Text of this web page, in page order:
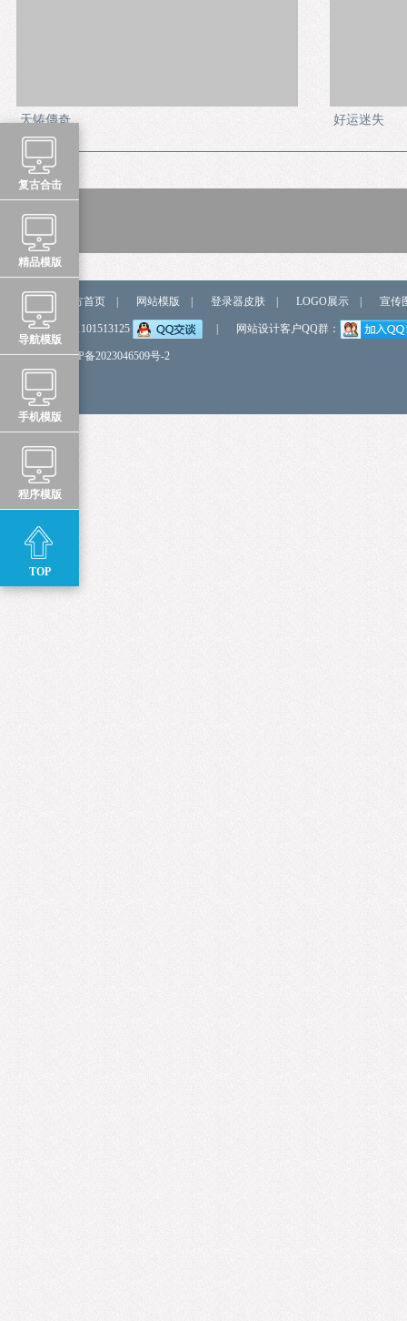
天铸傳奇 好运迷失
官方首页 网站模版 登录器皮肤 LOGO展示 宣传
弹我QQ QQ:1101513125 网站设计客户QQ群：
备 案 号 鲁ICP备2023046509号-2
复古合击
精品模版
导航模版
手机模版
程序模版
TOP